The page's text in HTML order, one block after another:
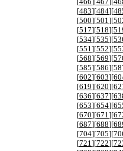
[483][484][
[500][501 ][
[517][518][
[534][535][
[551 ][552][
[568][569][
[585][586][
[602][603][
[619][620][
[636][637][
[653][654][
[670][671 ][
[687][688][
[704][705][
[721 ][722][